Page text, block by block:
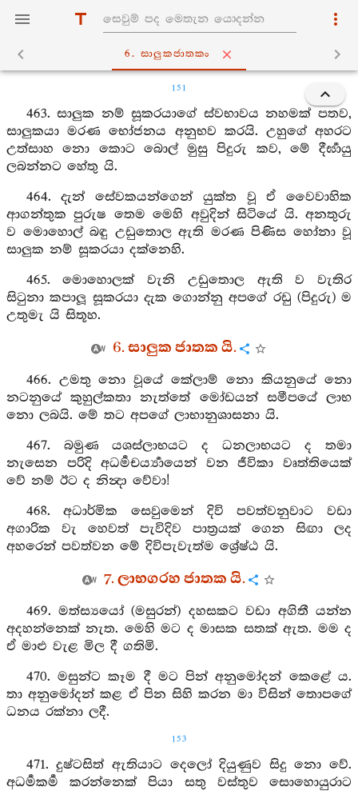
6. සාලුකජාතකං
151
463. සාලුක නම් සූකරයාගේ ස්වභාවය නහමක් පතව,
සාලුකයා මරණ භෝජනය අනුභව කරයි. උහුගේ අහරට
උත්සාහ නො කොට බොල් මුසු පිදුරු කව, මේ දීර්‍ඝායු
ලබන්නට හේතු යි.
464. දැන් සේවකයන්ගෙන් යුක්ත වූ ඒ වෛවාහික
ආගන්තුක පුරුෂ තෙම මෙහි අවුදින් සිටියේ යි. අනතුරු
ව මොහොල් බඳු උඩුතොල ඇති මරණ පිණිස හෝනා වූ
සාලුක නම් සූකරයා දක්නෙහි.
465. මොහොලක් වැනි උඩුතොල ඇති ව වැතිර
සිටුනා කපාලූ සූකරයා දැක ගොන්නු අපගේ රඩු (පිදුරු) ම
උතුමැ යි සිතූහ.
6. සාලුක ජාතක යි.
466. උමතු නො වූයේ කේලාම් නො කියනුයේ නො
නටනුයේ කුහුල්කතා නැත්තේ මෝඩයන් සමීපයේ ලාභ
නො ලබයි. මේ තට අපගේ ලාභානුශාසනා යි.
467. බමුණ යශස්ලාභයට ද ධනලාභයට ද තමා
නැසෙන පරිදි අධර්‍මචර්‍ය්‍යායෙන් වන ජීවිකා වෘත්තියෙක්
වේ නම් ඊට ද නින්‍දා වේවා!
468. අධාර්මික සෙවුමෙන් දිවි පවත්වනුවාට වඩා
අගාරික වැ හෙවත් පැවිදිව පාත්‍රයක් ගෙන සිඟා ලද
අහරෙන් පවත්වන මේ දිවිපැවැත්ම ශ්‍රේෂ්ඨ යි.
7. ලාභගරහ ජාතක යි.
469. මත්ස්‍යයෝ (මසුරන්) දහසකට වඩා අගිතී යන්න
අදහන්නෙක් නැත. මෙහි මට ද මාසක සතක් ඇත. මම ද
ඒ මාළු වැළ මිල දී ගතිමි.
470. මසුන්ට කෑම දී මට පින් අනුමෝදන් කෙළේ ය.
තා අනුමෝදන් කළ ඒ පින සිහි කරන මා විසින් තොපගේ
ධනය රක්නා ලදී.
153
471. දුෂ්ටසිත් ඇතියාට දෙලෝ දියුණුව සිදු නො වේ.
අධර්‍මකර්‍ම කරන්නෙක් පියා සතු වස්තුව සොහොයුරාට